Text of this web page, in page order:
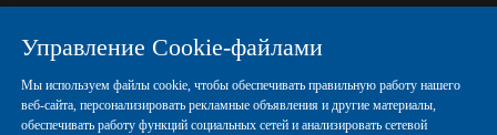
Управление Cookie-файлами
Мы используем файлы cookie, чтобы обеспечивать правильную работу нашего
веб-сайта, персонализировать рекламные объявления и другие материалы,
обеспечивать работу функций социальных сетей и анализировать сетевой
ПОРОШКОВЫЕ КРАСКИ КОНТАКТЫ